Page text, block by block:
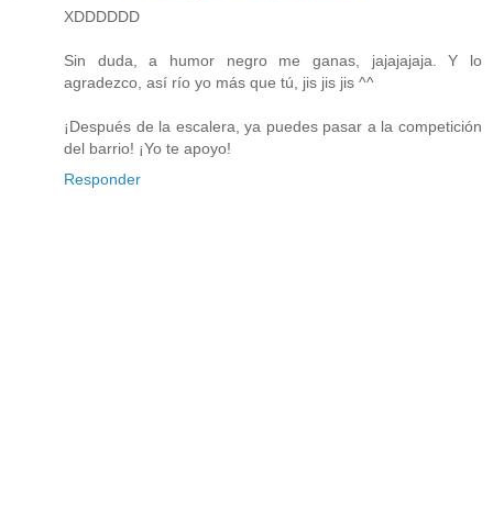
XDDDDDD
Sin duda, a humor negro me ganas, jajajajaja. Y lo
agradezco, así río yo más que tú, jis jis jis ^^
¡Después de la escalera, ya puedes pasar a la competición
del barrio! ¡Yo te apoyo!
Responder